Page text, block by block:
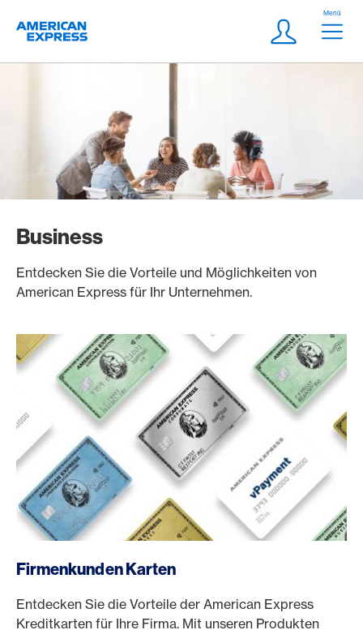
Logo
Meta
Login
Menü
Business
Entdecken Sie die Vorteile und Möglichkeiten von
American Express für Ihr Unternehmen.
Firmenkunden Karten
Entdecken Sie die Vorteile der American Express
Kreditkarten für Ihre Firma. Mit unseren Produkten